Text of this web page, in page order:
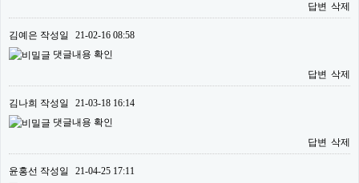
답변 삭제
김예은 작성일
21-02-16 08:58
댓글내용 확인
답변 삭제
김나희 작성일
21-03-18 16:14
댓글내용 확인
답변 삭제
윤홍선 작성일
21-04-25 17:11